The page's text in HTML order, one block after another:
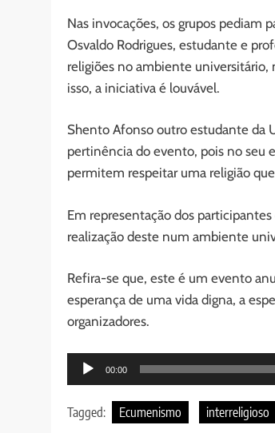
Nas invocações, os grupos pediam
Osvaldo Rodrigues, estudante e
religiões no ambiente
isso, a iniciativa é louvável.
Shento Afonso outro estudante da
pertinência do evento, pois no seu
permitem respeitar uma religião
Em representação dos
realização deste num ambiente
Refira-se que, este é um evento
esperança de uma vida digna, a
organizadores.
Audio
Player
00:00
Tagged: Ecumenismo interreligioso